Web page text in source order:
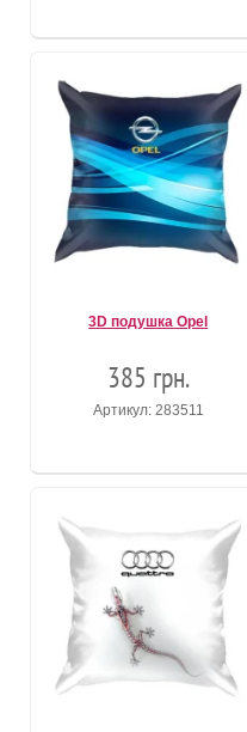
3D подушка Opel
385 грн.
Артикул: 283511